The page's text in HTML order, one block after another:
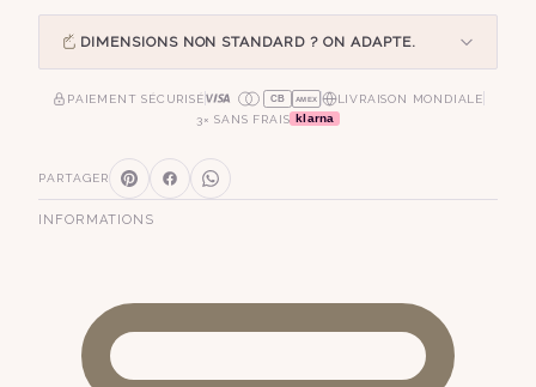
DIMENSIONS NON STANDARD ? ON ADAPTE.
PAIEMENT SÉCURISÉ CB AMEX
LIVRAISON MONDIALE
3× SANS FRAIS klarna
PARTAGER
INFORMATIONS